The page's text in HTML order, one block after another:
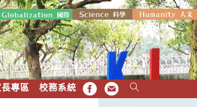
專區 校務系統 FB EMAIL